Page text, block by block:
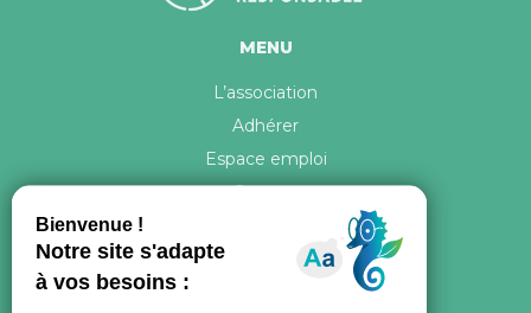
MENU
L’association
Adhérer
Espace emploi
Contact